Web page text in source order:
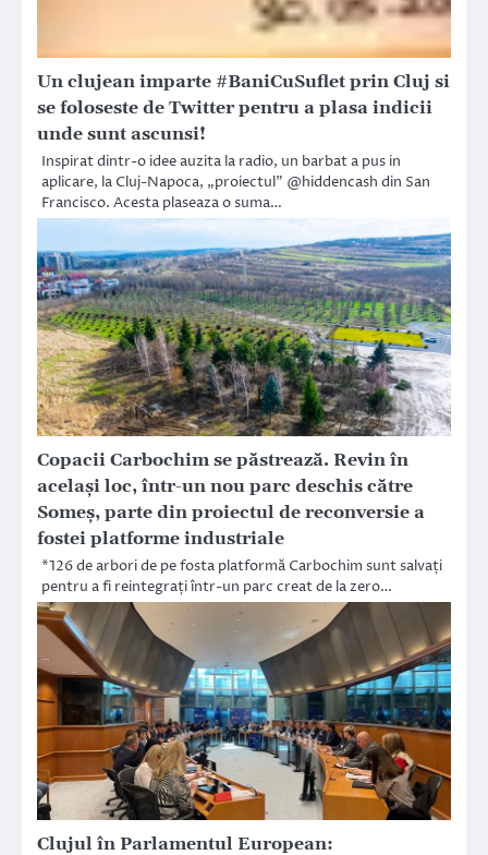
Un clujean imparte #BaniCuSuflet prin Cluj si
se foloseste de Twitter pentru a plasa indicii
unde sunt ascunsi!
Inspirat dintr-o idee auzita la radio, un barbat a pus in
aplicare, la Cluj-Napoca, „proiectul” @hiddencash din San
Francisco. Acesta plaseaza o suma…
Copacii Carbochim se păstrează. Revin în
același loc, într-un nou parc deschis către
Someș, parte din proiectul de reconversie a
fostei platforme industriale
*126 de arbori de pe fosta platformă Carbochim sunt salvați
pentru a fi reintegrați într-un parc creat de la zero…
Clujul în Parlamentul European: